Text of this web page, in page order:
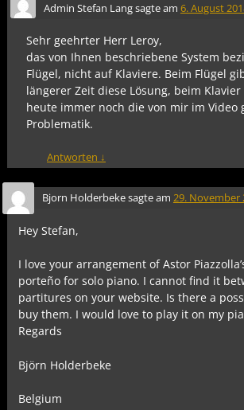
Admin Stefan Langsagte am 6. August
Sehr geehrter Herr Leroy,
das von Ihnen beschriebene System
Flügel, nicht auf Klaviere. Beim Flügel
längerer Zeit diese Lösung, beim
heute immer noch die von mir im Video
Problematik.
Antworten ↓
Bjorn Holderbekesagte am 29. November
Hey Stefan,
I love your arrangement of Astor
porteño for solo piano. I cannot find it
partitures on your website. Is there a
buy them. I would love to play it on my
Regards
Björn Holderbeke
Belgium